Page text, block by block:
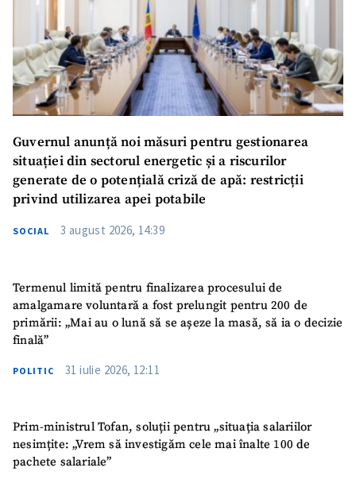
Guvernul anunță noi măsuri pentru gestionarea
situației din sectorul energetic și a riscurilor
generate de o potențială criză de apă: restricții
privind utilizarea apei potabile
SOCIAL 3 august 2026, 14:39
Termenul limită pentru finalizarea procesului de
amalgamare voluntară a fost prelungit pentru 200 de
primării: „Mai au o lună să se așeze la masă, să ia o decizie
finală”
POLITIC 31 iulie 2026, 12:11
Prim-ministrul Tofan, soluții pentru „situația salariilor
nesimțite: „Vrem să investigăm cele mai înalte 100 de
pachete salariale”